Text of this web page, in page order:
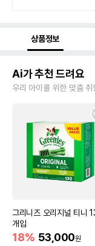
상품정보
Ai가 추천 드려요
우리 아이를 위한 맞춤
그리니즈 오리지널 티니
개입
18% 53,000원